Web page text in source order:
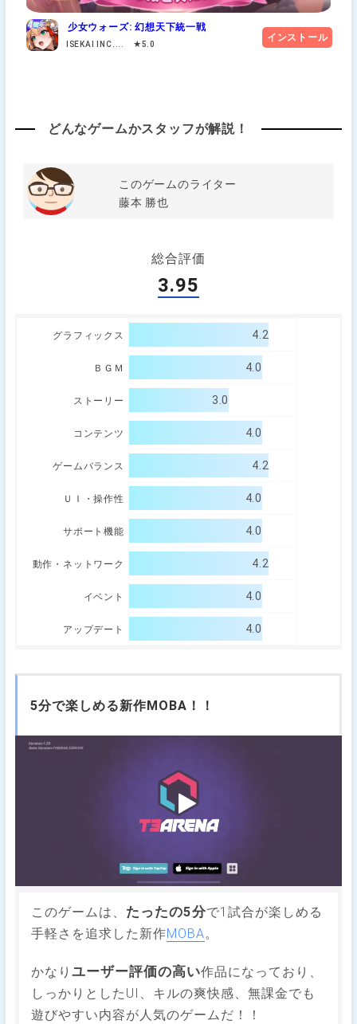
少女ウォーズ: 幻想天下統一戦
ISEKAI INC.... ★5.0
インストール
どんなゲームかスタッフが解説！
このゲームのライター
藤本 勝也
総合評価
3.95
グラフィックス 4.2
ＢＧＭ 4.0
ストーリー 3.0
コンテンツ 4.0
ゲームバランス 4.2
ＵＩ・操作性 4.0
サポート機能 4.0
動作・ネットワーク 4.2
イベント 4.0
アップデート 4.0
5分で楽しめる新作MOBA！！
このゲームは、 たったの5分で1試合が楽しめる
手軽さを追求した新作MOBA。
かなりユーザー評価の高い作品になっており、
しっかりとしたUI、キルの爽快感、無課金でも
遊びやすい内容が人気のゲームだ！！